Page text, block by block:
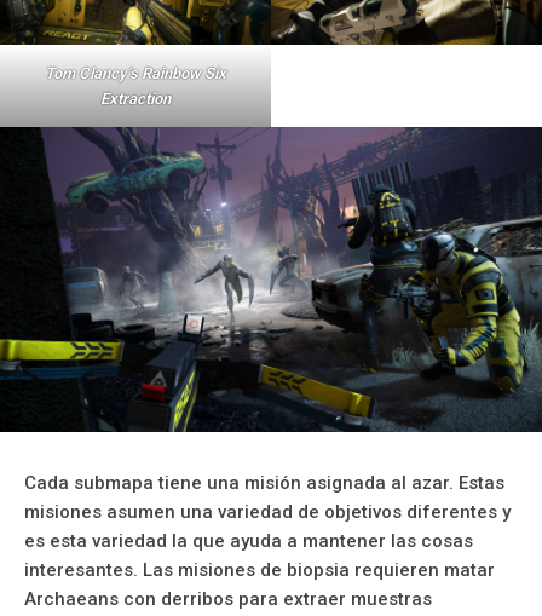
Tom Clancy’s Rainbow Six
Extraction
Cada submapa tiene una misión asignada al azar. Estas
misiones asumen una variedad de objetivos diferentes y
es esta variedad la que ayuda a mantener las cosas
interesantes. Las misiones de biopsia requieren matar
Archaeans con derribos para extraer muestras